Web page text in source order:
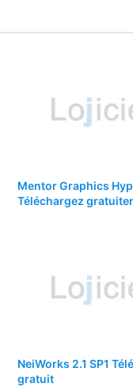
Mentor Graphics
Téléchargez
NeiWorks 2.1 SP1
gratuit